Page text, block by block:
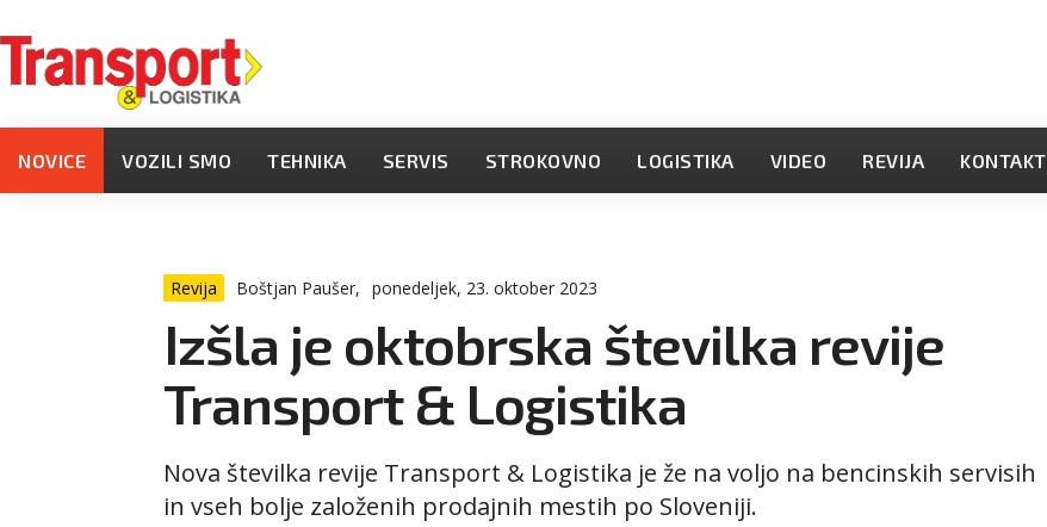
NOVICE VOZILI SMO TEHNIKA SERVIS STROKOVNO LOGISTIKA VIDEO REVIJA KONTAKT
Revija Boštjan Paušer, ponedeljek, 23. oktober 2023
Izšla je oktobrska številka revije
Transport & Logistika
Nova številka revije Transport & Logistika je že na voljo na bencinskih servisih
in vseh bolje založenih prodajnih mestih po Sloveniji.